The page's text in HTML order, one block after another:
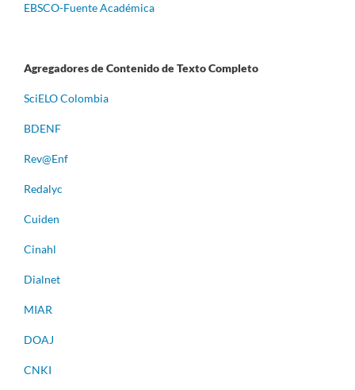
EBSCO-Fuente Académica
Agregadores de Contenido de Texto Completo
SciELO Colombia
BDENF
Rev@Enf
Redalyc
Cuiden
Cinahl
Dialnet
MIAR
DOAJ
CNKI